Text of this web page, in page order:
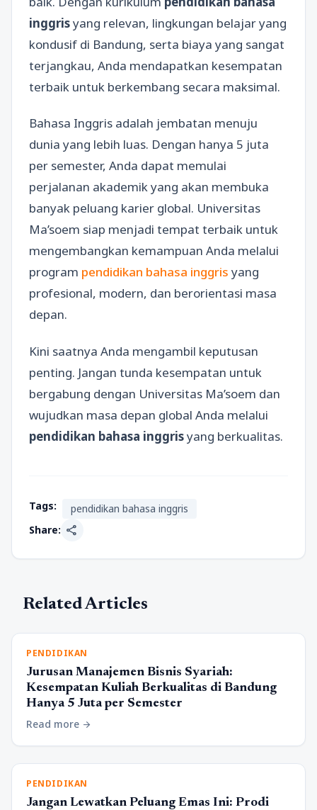
inggrisyang relevan, lingkungan belajar yang
kondusif di Bandung, serta biaya yang sangat
terjangkau, Anda mendapatkan kesempatan
terbaik untuk berkembang secara maksimal.
Bahasa Inggris adalah jembatan menuju
dunia yang lebih luas. Dengan hanya 5 juta
per semester, Anda dapat memulai
perjalanan akademik yang akan membuka
banyak peluang karier global. Universitas
Ma’soem siap menjadi tempat terbaik untuk
mengembangkan kemampuan Anda melalui
program pendidikan bahasa inggris yang
profesional, modern, dan berorientasi masa
depan.
Kini saatnya Anda mengambil keputusan
penting. Jangan tunda kesempatan untuk
bergabung dengan Universitas Ma’soem dan
wujudkan masa depan global Anda melalui
pendidikan bahasa inggrisyang berkualitas.
Tags:
pendidikan bahasa inggris
Share: share
Related Articles
PENDIDIKAN
Jurusan Manajemen Bisnis Syariah:
Kesempatan Kuliah Berkualitas di Bandung
Hanya 5 Juta per Semester
Read more arrow_forward
PENDIDIKAN
Jangan Lewatkan Peluang Emas Ini: Prodi